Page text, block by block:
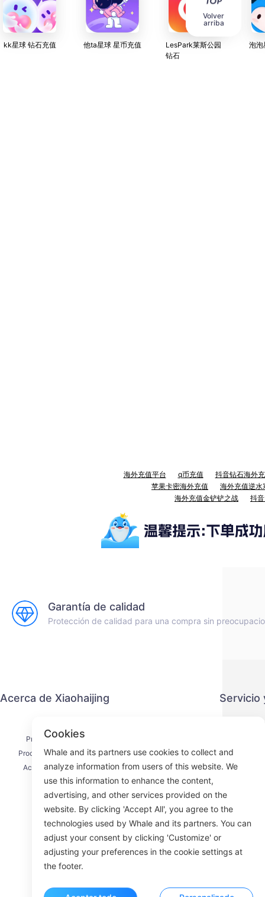
kk星球 钻石充值 他ta星球 星币充值
LesPark莱斯公园
钻石
泡泡
海外充值平台 q币充值
抖音钻石海外
苹果卡密海外充值
海外充值逆水
海外充值金铲铲之战
抖
Garantía de calidad
Protección de calidad para una compra sin
Acerca de Xiaohaijing
Proceso de envío
Proceso de reembolso
Acerca de nosotros
Servicio
ROOM
Volver
arriba
Cookies
Whale and its partners use cookies to collect and
analyze information from users of this website. We
use this information to enhance the content,
advertising, and other services provided on the
website. By clicking 'Accept All', you agree to the
technologies used by Whale and its partners. You can
adjust your consent by clicking 'Customize' or
adjusting your preferences in the cookie settings at
the footer.